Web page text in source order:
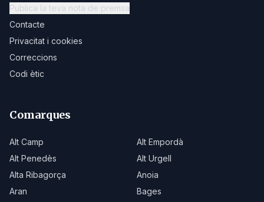
Publica la teva nota de premsa
Contacte
Privacitat i cookies
Correccions
Codi ètic
Comarques
Alt Camp
Alt Empordà
Alt Penedès
Alt Urgell
Alta Ribagorça
Anoia
Aran
Bages